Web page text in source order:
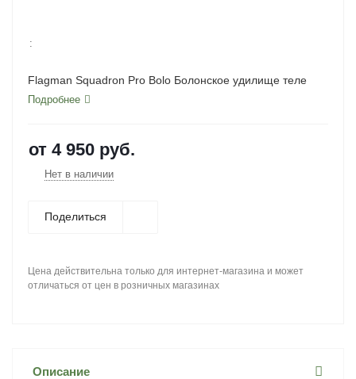
:
Flagman Squadron Pro Bolo Болонское удилище теле
Подробнее
от 4 950 руб.
Нет в наличии
Поделиться
Цена действительна только для интернет-магазина и может
отличаться от цен в розничных магазинах
Описание